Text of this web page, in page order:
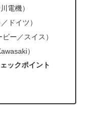
電機）
ドイツ）
ー／スイス）
）
ックポイント